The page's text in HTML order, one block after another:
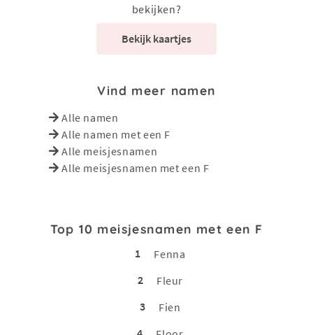
bekijken?
Bekijk kaartjes
Vind meer namen
Alle namen
Alle namen met een F
Alle meisjesnamen
Alle meisjesnamen met een F
Top 10 meisjesnamen met een F
1
Fenna
2
Fleur
3
Fien